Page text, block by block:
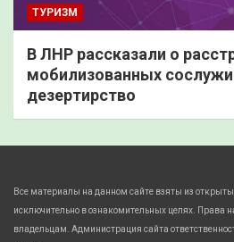
ТУРИЗМ
В ЛНР рассказали о
мобилизованных
дезертирство
Все материалы на данном сайте взяты из
исключительно в ознакомительных целях. Права
владельцам. Администрация сайта